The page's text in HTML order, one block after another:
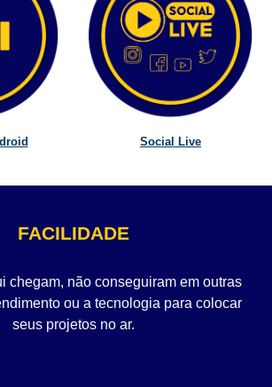
Social Live
FACILIDADE
chegam, não conseguiram em outras
ou a tecnologia para colocar
seus projetos no ar.